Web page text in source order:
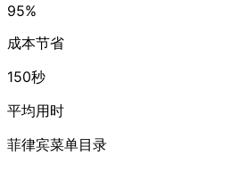
95%
成本节省
150秒
平均用时
菲律宾菜单目录